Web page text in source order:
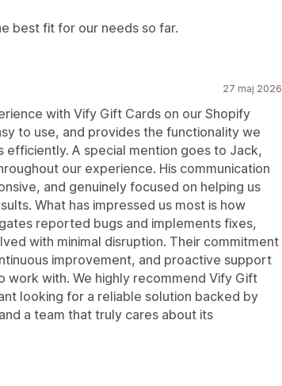
best fit for our needs so far.
27 maj 2026
with Vify Gift Cards on our Shopify
to use, and provides the functionality we
efficiently. A special mention goes to Jack,
our experience. His communication
and genuinely focused on helping us
What has impressed us most is how
reported bugs and implements fixes,
with minimal disruption. Their commitment
improvement, and proactive support
work with. We highly recommend Vify Gift
looking for a reliable solution backed by
a team that truly cares about its